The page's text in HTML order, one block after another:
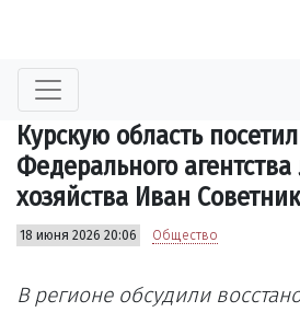
Курскую область
Федерального агентства
хозяйства Иван
18 июня 2026 20:06 Общество
В регионе обсудили